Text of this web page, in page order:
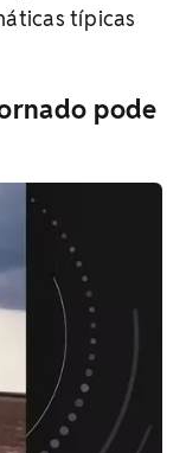
típicas
pode